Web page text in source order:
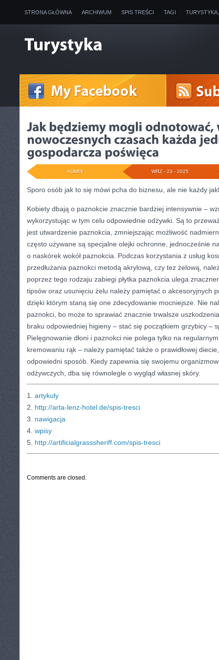
STRONA GŁÓWNA ARCHIWUM SPIS TREŚCI TAGI
WRZ - 23 - 2025
ADMIN
Sporo osób jak to się mówi pcha do biznesu, ale nie każdy
Kobiety dbają o paznokcie znacznie bardziej intensywnie –
wykorzystując w tym celu odpowiednie odżywki. Są to
jest utwardzenie paznokcia, zmniejszając możliwość
często używane są specjalne olejki ochronne, jednocześnie
o naskórek wokół paznokcia. Podczas korzystania z usług
przedłużania paznokci metodą akrylową, czy tez żelową,
poprzez tego rodzaju zabiegi płytka paznokcia ulega
tipsów oraz usunięciu żelu należy pamiętać o akcesoryjnych
dzięki którym staną się one zdecydowanie mocniejsze. Nie
paznokci, bo może to sprawiać znacznie trwalsze
braku odpowiedniej higieny – stać się początkiem grzybicy –
Pielęgnowanie dłoni i paznokci nie polega tylko na
kremowaniu rąk – należy pamiętać także o prawidłowej
odpowiedni sposób. Kiedy zapewnia się swojemu
odżywczych, dba się równolegle o wygląd własnej skóry.
1. artykuly
2. http://arta-lenz-hotel.de/spis-tresci
3. nawigacja
4. wpisy
5. http://artificialgrasssheriff.com/spis-tresci
Comments are closed.